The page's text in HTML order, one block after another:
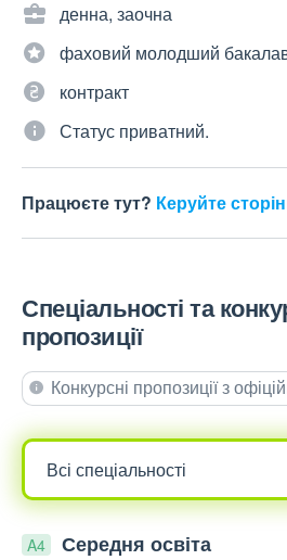
денна, заочна
фаховий молодший
контракт
Статус приватний.
Працюєте тут? Керуйте
Спеціальності та
пропозиції
Конкурсні пропозиції з
A4 Середня освіта